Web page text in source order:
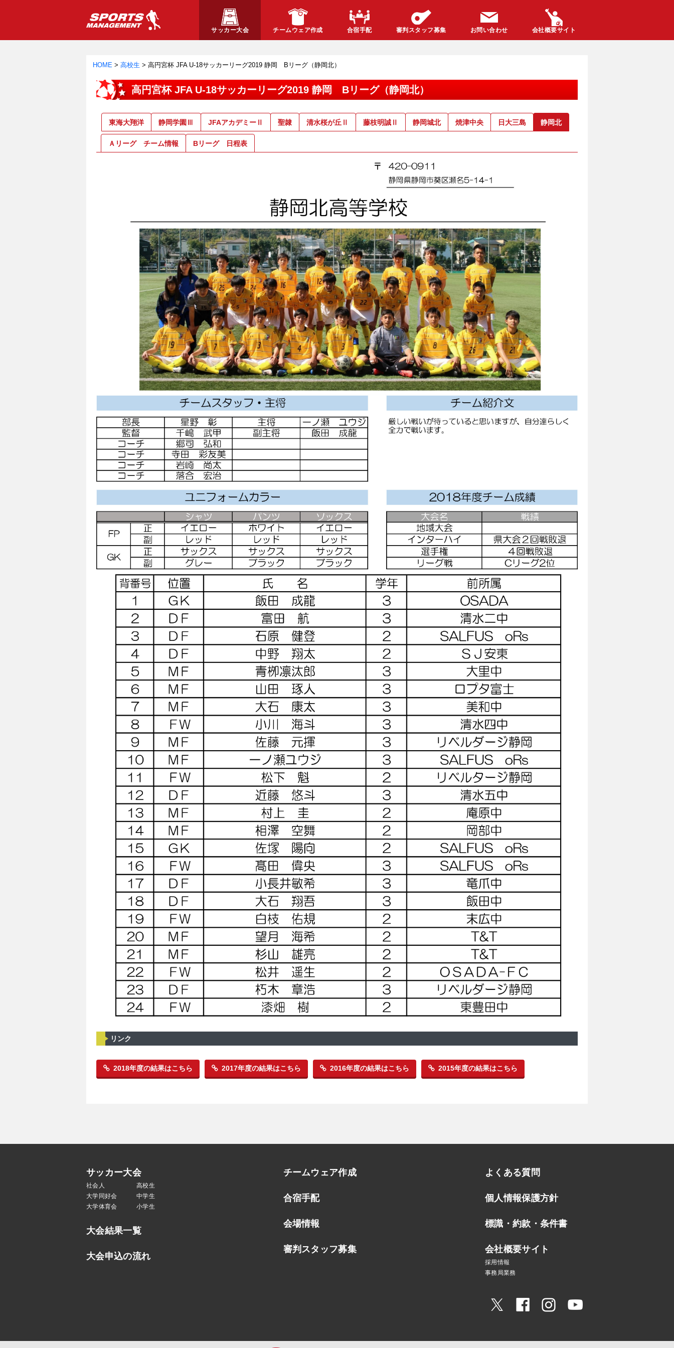
サッカー大会 チームウェア作成 合宿手配 審判スタッフ募集 お問い合わせ 会社概要サイト
HOME > 高校生 > 高円宮杯 JFA U-18サッカーリーグ2019 静岡 Bリーグ（静岡北）
高円宮杯 JFA U-18サッカーリーグ2019 静岡 Bリーグ（静岡北）
東海大翔洋 静岡学園Ⅲ JFAアカデミーⅡ 聖隷 清水桜が丘Ⅱ 藤枝明誠Ⅱ 静岡城北 焼津中央 日大三島 静岡北
Ａリーグ チーム情報 Bリーグ 日程表
リンク
2018年度の結果はこちら 2017年度の結果はこちら 2016年度の結果はこちら 2015年度の結果はこちら
サッカー大会
社会人
大学同好会
大学体育会
高校生
中学生
小学生
大会結果一覧
大会申込の流れ
チームウェア作成
合宿手配
会場情報
審判スタッフ募集
よくある質問
個人情報保護方針
標識・約款・条件書
会社概要サイト
採用情報
事務局業務